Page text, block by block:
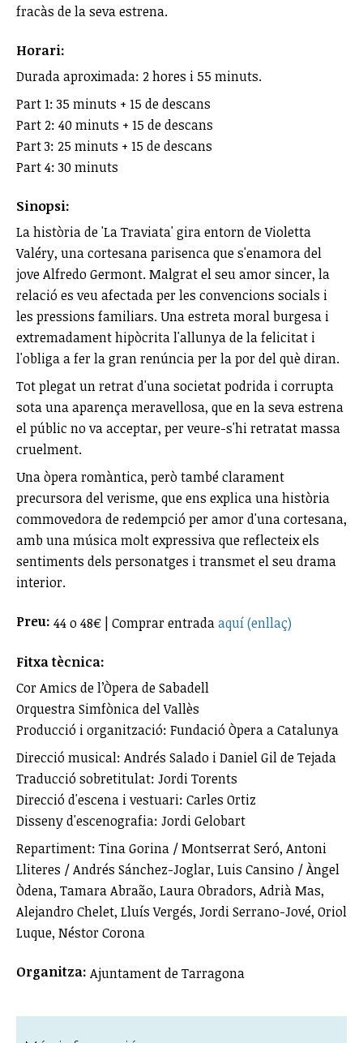
fracàs de la seva estrena.
Horari:
Durada aproximada: 2 hores i 55 minuts.
Part 1: 35 minuts + 15 de descans
Part 2: 40 minuts + 15 de descans
Part 3: 25 minuts + 15 de descans
Part 4: 30 minuts
Sinopsi:
La història de 'La Traviata' gira entorn de Violetta
Valéry, una cortesana parisenca que s'enamora del
jove Alfredo Germont. Malgrat el seu amor sincer, la
relació es veu afectada per les convencions socials i
les pressions familiars. Una estreta moral burgesa i
extremadament hipòcrita l'allunya de la felicitat i
l'obliga a fer la gran renúncia per la por del què diran.
Tot plegat un retrat d'una societat podrida i corrupta
sota una aparença meravellosa, que en la seva estrena
el públic no va acceptar, per veure-s'hi retratat massa
cruelment.
Una òpera romàntica, però també clarament
precursora del verisme, que ens explica una història
commovedora de redempció per amor d'una cortesana,
amb una música molt expressiva que reflecteix els
sentiments dels personatges i transmet el seu drama
interior.
Preu: 44 o 48€ | Comprar entradaaquí (enllaç)
Fitxa tècnica:
Cor Amics de l’Òpera de Sabadell
Orquestra Simfònica del Vallès
Producció i organització: Fundació Òpera a Catalunya
Direcció musical: Andrés Salado i Daniel Gil de Tejada
Traducció sobretitulat: Jordi Torents
Direcció d'escena i vestuari: Carles Ortiz
Disseny d'escenografia: Jordi Gelobart
Repartiment: Tina Gorina / Montserrat Seró, Antoni
Lliteres / Andrés Sánchez-Joglar, Luis Cansino / Àngel
Òdena, Tamara Abraão, Laura Obradors, Adrià Mas,
Alejandro Chelet, Lluís Vergés, Jordi Serrano-Jové, Oriol
Luque, Néstor Corona
Organitza: Ajuntament de Tarragona